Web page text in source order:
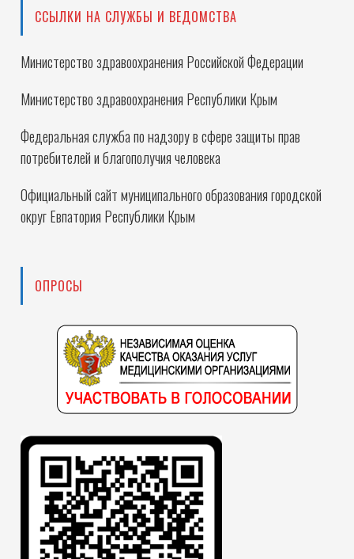
ССЫЛКИ НА СЛУЖБЫ И ВЕДОМСТВА
Министерство здравоохранения Российской Федерации
Министерство здравоохранения Республики Крым
Федеральная служба по надзору в сфере защиты прав
потребителей и благополучия человека
Официальный сайт муниципального образования городской
округ Евпатория Республики Крым
ОПРОСЫ